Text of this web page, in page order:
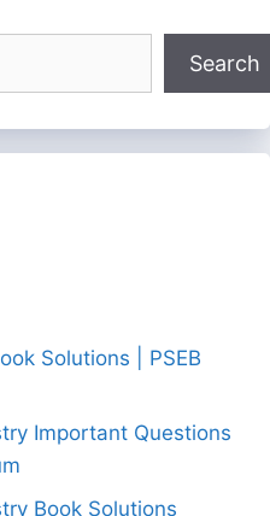
Search
Solutions | PSEB
Important Questions
Book Solutions